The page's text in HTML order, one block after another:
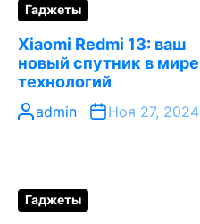
Гаджеты
Xiaomi Redmi 13: ваш
новый спутник в мире
технологий
admin Ноя 27, 2024
Гаджеты